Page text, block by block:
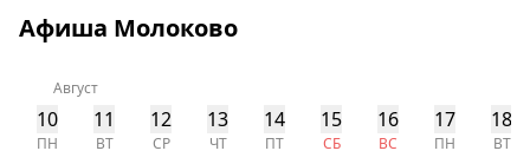
Афиша Молоково
Август
10
ПН
11
ВТ
12
СР
13
ЧТ
14
ПТ
15
СБ
16
ВС
17
ПН
18
ВТ